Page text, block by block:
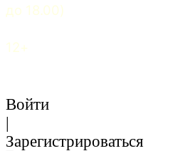
до 18.00)
12+
Войти
|
Зарегистрироваться